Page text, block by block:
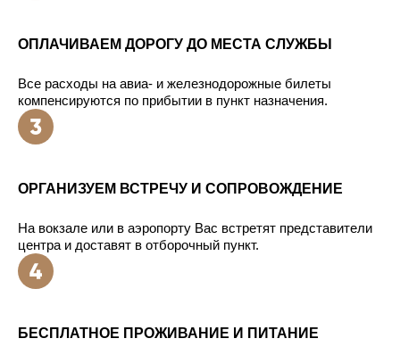
ОПЛАЧИВАЕМ ДОРОГУ ДО МЕСТА СЛУЖБЫ
Все расходы на авиа- и железнодорожные билеты
компенсируются по прибытии в пункт назначения.
ОРГАНИЗУЕМ ВСТРЕЧУ И СОПРОВОЖДЕНИЕ
На вокзале или в аэропорту Вас встретят представители
центра и доставят в отборочный пункт.
БЕСПЛАТНОЕ ПРОЖИВАНИЕ И ПИТАНИЕ